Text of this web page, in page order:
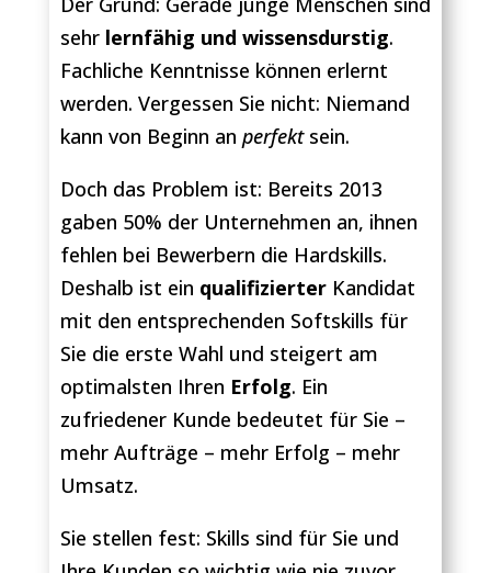
sehrlernfähig und wissensdurstig.
Fachliche Kenntnisse können erlernt
werden. Vergessen Sie nicht: Niemand
kann von Beginn an perfektsein.
Doch das Problem ist: Bereits 2013
gaben 50% der Unternehmen an, ihnen
fehlen bei Bewerbern die Hardskills.
Deshalb ist ein qualifizierterKandidat
mit den entsprechenden Softskills für
Sie die erste Wahl und steigert am
optimalsten Ihren Erfolg. Ein
zufriedener Kunde bedeutet für Sie –
mehr Aufträge – mehr Erfolg – mehr
Umsatz.
Sie stellen fest: Skills sind für Sie und